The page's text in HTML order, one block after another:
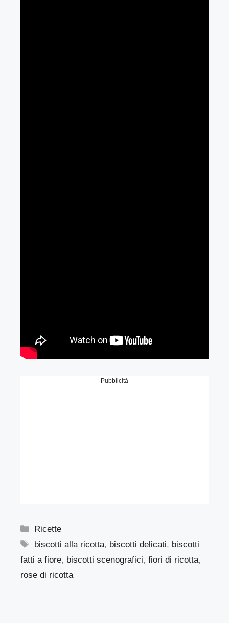
Pubblicità
Categorie
Ricette
Tag
biscotti alla ricotta, biscotti delicati, biscotti
fatti a fiore, biscotti scenografici, fiori di ricotta,
rose di ricotta